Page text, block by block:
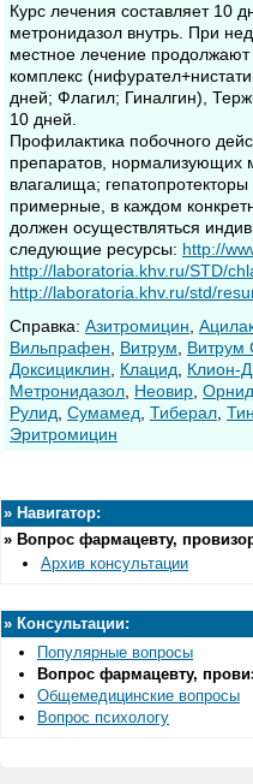
Курс лечения составляет 10
метронидазол внутрь. При
местное лечение
комплекс
дней; Флагил; Гиналгин),
10 дней.
Профилактика побочного
препаратов, нормализующих
влагалища;
примерные, в каждом
должен осуществляться
следующие ресурсы: http://
http://laboratoria.khv.ru/STD/
http://laboratoria.khv.ru/std/
Cправка: Азитромицин
Вильпрафен
Витрум Витрум
Доксициклин
Клацид Клион-Д
Метронидазол Неовир
Рулид Сумамед Тиберал
Эритромицин
» Навигатор:
» Вопрос фармацевту,
Архив консультации
» Консультации:
Популярные вопросы
Вопрос фармацевту,
Общемедицинские вопросы
Вопрос психологу